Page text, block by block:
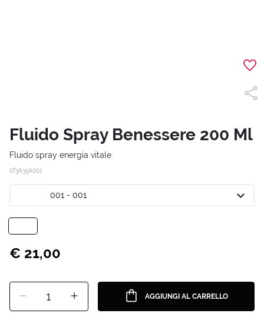
Fluido Spray Benessere 200 Ml
Fluido spray energia vitale.
0T3A35A001
001 - 001
€ 21,00
1 AGGIUNGI AL CARRELLO